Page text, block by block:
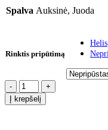
Spalva Auksinė, Juoda
Rinktis pripūtimą
Helis
-
+
Į krepšelį